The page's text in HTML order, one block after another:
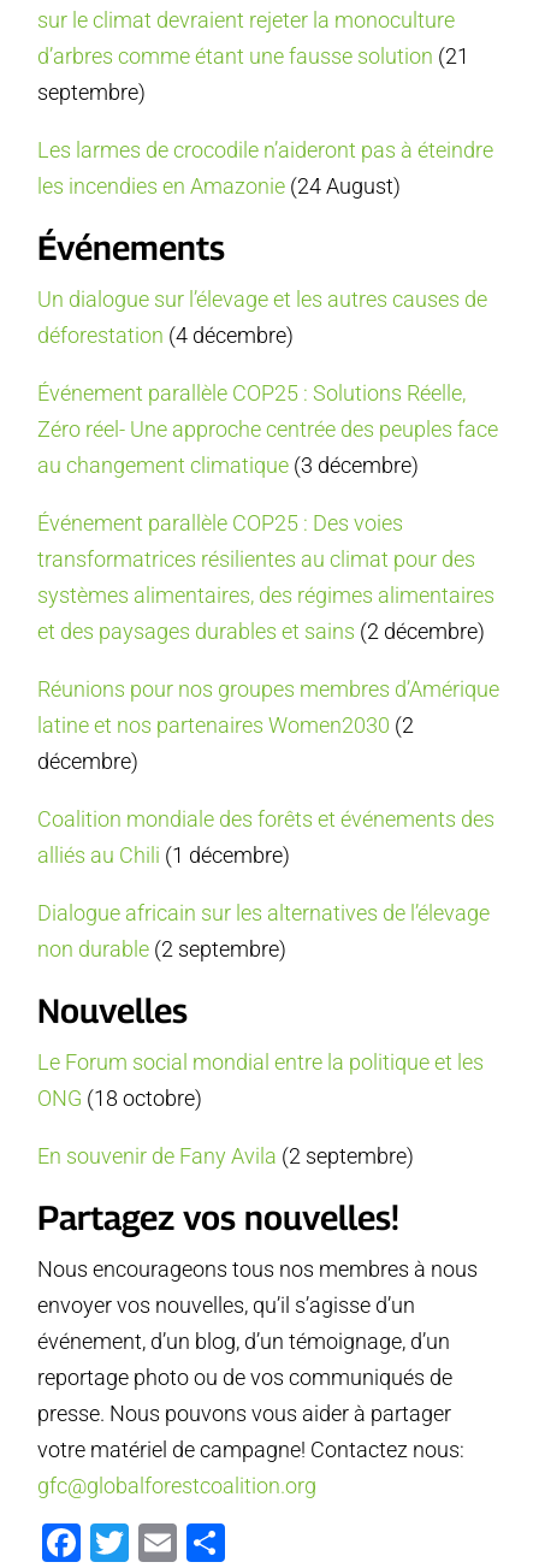
sur le climat devraient rejeter la monoculture
d’arbres comme étant une fausse solution (21
septembre)
Les larmes de crocodile n’aideront pas à éteindre
les incendies en Amazonie (24 August)
Événements
Un dialogue sur l’élevage et les autres causes de
déforestation (4 décembre)
Événement parallèle COP25 : Solutions Réelle,
Zéro réel- Une approche centrée des peuples face
au changement climatique (3 décembre)
Événement parallèle COP25 : Des voies
transformatrices résilientes au climat pour des
systèmes alimentaires, des régimes alimentaires
et des paysages durables et sains (2 décembre)
Réunions pour nos groupes membres d’Amérique
latine et nos partenaires Women2030 (2
décembre)
Coalition mondiale des forêts et événements des
alliés au Chili (1 décembre)
Dialogue africain sur les alternatives de l’élevage
non durable (2 septembre)
Nouvelles
Le Forum social mondial entre la politique et les
ONG (18 octobre)
En souvenir de Fany Avila (2 septembre)
Partagez vos nouvelles!
Nous encourageons tous nos membres à nous
envoyer vos nouvelles, qu’il s’agisse d’un
événement, d’un blog, d’un témoignage, d’un
reportage photo ou de vos communiqués de
presse. Nous pouvons vous aider à partager
votre matériel de campagne! Contactez nous:
gfc@globalforestcoalition.org
Facebook
Twitter
Email